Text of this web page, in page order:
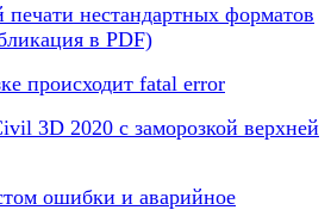
нестандартных форматов
в PDF)
происходит fatal error
3D 2020 с заморозкой верхней
ошибки и аварийное